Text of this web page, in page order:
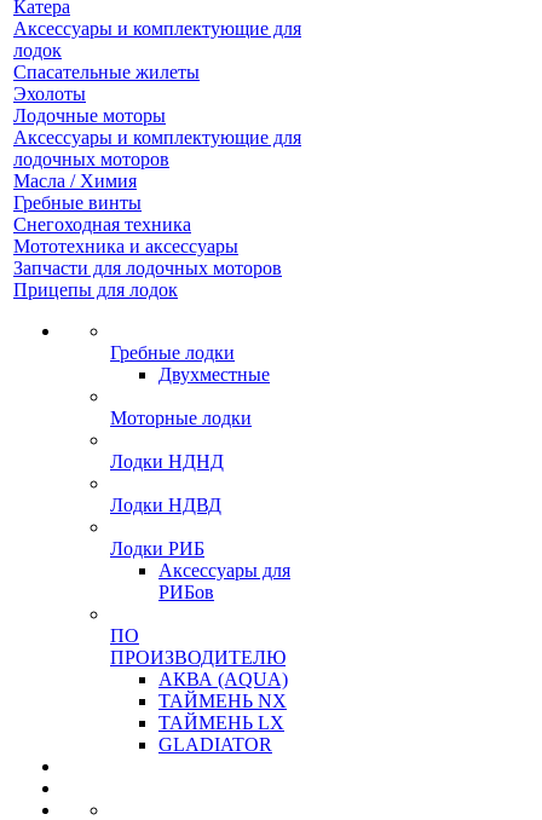
Катера
Аксессуары и комплектующие для
лодок
Спасательные жилеты
Эхолоты
Лодочные моторы
Аксессуары и комплектующие для
лодочных моторов
Масла / Химия
Гребные винты
Снегоходная техника
Мототехника и аксессуары
Запчасти для лодочных моторов
Прицепы для лодок
Гребные лодки
Двухместные
Моторные лодки
Лодки НДНД
Лодки НДВД
Лодки РИБ
Аксессуары для
РИБов
ПО
ПРОИЗВОДИТЕЛЮ
АКВА (AQUA)
ТАЙМЕНЬ NX
ТАЙМЕНЬ LX
GLADIATOR